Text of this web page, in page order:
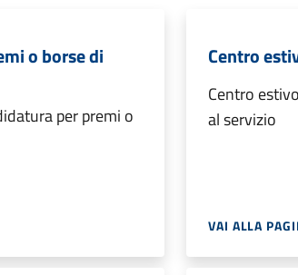
o borse di
per premi o
Centro
Centro
al servizio
VAI ALLA